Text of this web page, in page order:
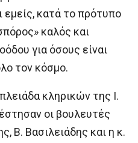
εμείς, κατά το πρότυπο
καλός και
για όσους είναι
τον κόσμο.
κληρικών της Ι.
οι βουλευτές
Β. Βασιλειάδης και η κ.